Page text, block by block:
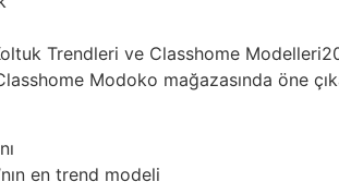
Trendleri ve Classhome
Modoko mağazasında öne
en trend modeli